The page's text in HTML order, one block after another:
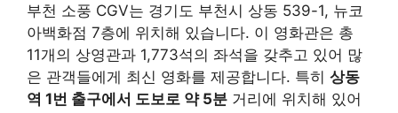
부천 소풍 CGV는 경기도 부천시 상동 539-1, 뉴코
아백화점 7층에 위치해 있습니다. 이 영화관은 총
11개의 상영관과 1,773석의 좌석을 갖추고 있어 많
은 관객들에게 최신 영화를 제공합니다. 특히 상동
역 1번 출구에서 도보로 약 5분 거리에 위치해 있어